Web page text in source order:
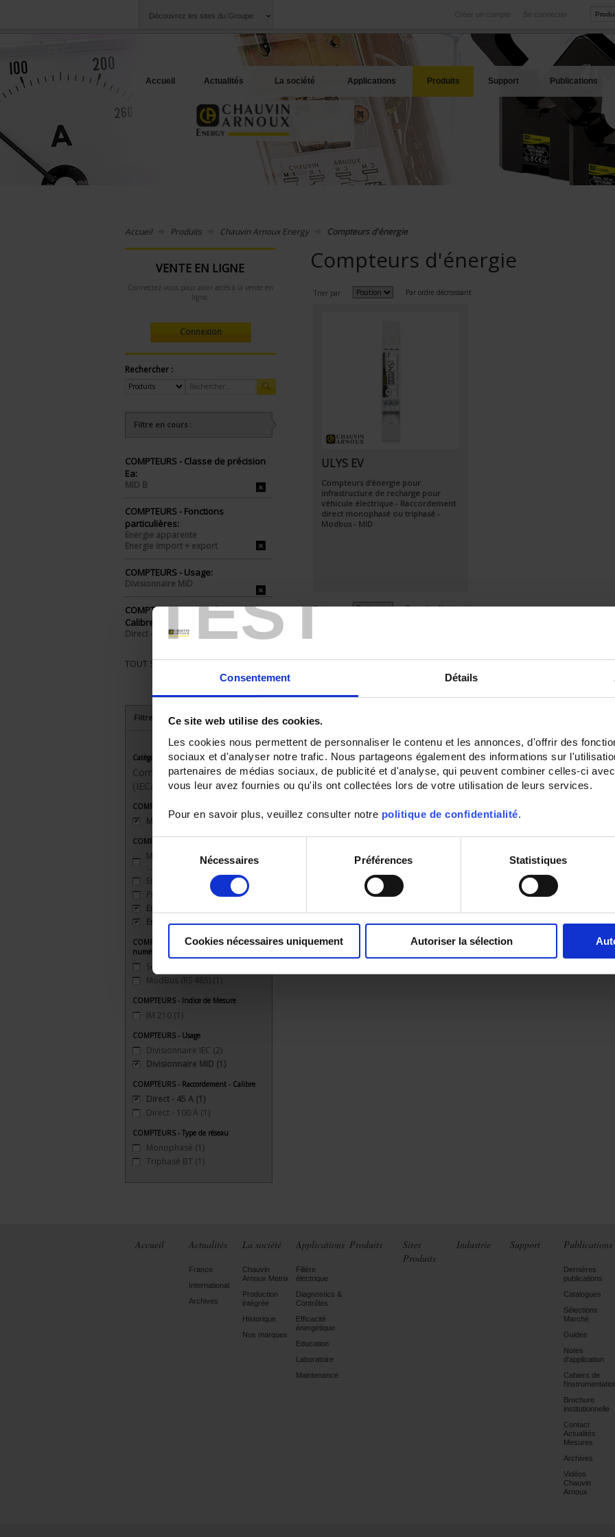
TEST
Consentement Détails
Ce site web utilise des cookies.
Les cookies nous permettent de personnaliser le contenu et les annonces, d'offrir des
sociaux et d'analyser notre trafic. Nous partageons également des informations sur
partenaires de médias sociaux, de publicité et d'analyse, qui peuvent combiner celles-ci
vous leur avez fournies ou qu'ils ont collectées lors de votre utilisation de leurs services.
Pour en savoir plus, veuillez consulter notre politique de confidentialité.
Sélection
du
consentement
Nécessaires Préférences Statistiques
Cookies nécessaires uniquement Autoriser la sélection
Découvrez les sites du Groupe Se connecter
Créer un compte
Sociétés
Une offre à votre service
International
Nos filiales à l'étranger
Sites produits
Nos meilleures offres
Accueil Actualités La société Applications Produits Support Publications
Accueil Produits Chauvin Arnoux Energy Compteurs d'énergie
VENTE EN LIGNE
Connectez-vous pour avoir accès à la vente en
ligne.
Connexion
Rechercher :
Filtre en cours :
COMPTEURS - Classe de précision
Ea:
MID B
COMPTEURS - Fonctions
particulières:
Energie apparente
Energie import + export
COMPTEURS - Usage:
Divisionnaire MID
COMPTEURS - Raccordement -
Calibre:
Direct - 45 A
TOUT SUPPRIMER
Filtrer les produits par critères
Catégorie
Compteurs divisionnaires
(IEC/MID)
COMPTEURS - Classe de précision Ea
MID B (1)
COMPTEURS - Fonctions particulières
Multimesures (U - V - I - FP - F -
Energie réactive (1)
Puissances
Energie apparente
Energie import + export(1)
COMPTEURS - Communication
numérique
Sortie impulsion
ModBus (RS 485) (1)
COMPTEURS - Indice de Mesure
IM 210 (1)
COMPTEURS - Usage
Divisionnaire IEC (2)
Divisionnaire MID (1)
COMPTEURS - Raccordement - Calibre
Direct - 45 A (1)
Direct - 100 A (1)
COMPTEURS - Type de réseau
Monophasé (1)
Triphasé BT (1)
Compteurs d'énergie
Trier par Par ordre décroissant
ULYS EV
Compteurs d'énergie pour
infrastructure de recharge pour
véhicule électrique - Raccordement
direct monophasé ou triphasé -
Modbus - MID
Trier par Par ordre décroissant
Accueil Actualités
France
International
Archives
La société
Chauvin
Arnoux Metrix
Production
intégrée
Historique
Nos marques
Applications
Filière
électrique
Diagnostics &
Contrôles
Efficacité
énergétique
Education
Laboratoire
Maintenance
Produits
Sites
Produits
Industrie Support Publications
Dernières
publications
Catalogues
Sélections
Marché
Guides
Notes
d'application
Cahiers de
Brochure
institutionnelle
Contact
Actualités
Mesures
Archives
Vidéos
Chauvin
Arnoux